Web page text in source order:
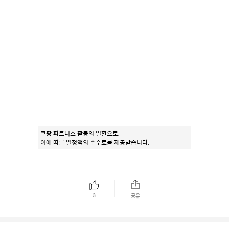
쿠팡 파트너스 활동의 일환으로,
이에 따른 일정액의 수수료를 제공받습니다.
3 공유